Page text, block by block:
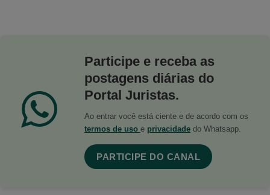
Participe e receba as
postagens diárias do
Portal Juristas.
Ao entrar você está ciente e de acordo com os
termos de uso e privacidade do Whatsapp.
PARTICIPE DO CANAL